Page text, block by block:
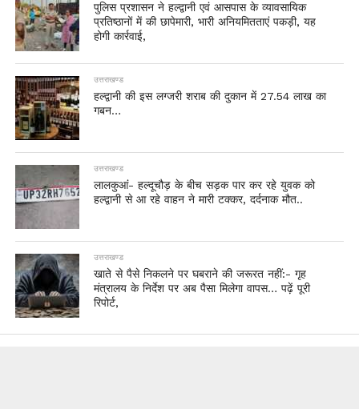
पुलिस प्रशासन ने हल्द्वानी एवं आसपास के व्यावसायिक
प्रतिष्ठानों में की छापेमारी, भारी अनियमितताएं पकड़ी, यह
होगी कार्रवाई,
उत्तराखण्ड
हल्द्वानी की इस लग्जरी शराब की दुकान में 27.54 लाख का
गबन…
उत्तराखण्ड
लालकुआं- हल्दूचौड़ के बीच सड़क पार कर रहे युवक को
हल्द्वानी से आ रहे वाहन ने मारी टक्कर, दर्दनाक मौत..
उत्तराखण्ड
खाते से पैसे निकलने पर घबराने की जरूरत नहीं:- गृह
मंत्रालय के निर्देश पर अब पैसा मिलेगा वापस… पढ़ें पूरी
रिपोर्ट,